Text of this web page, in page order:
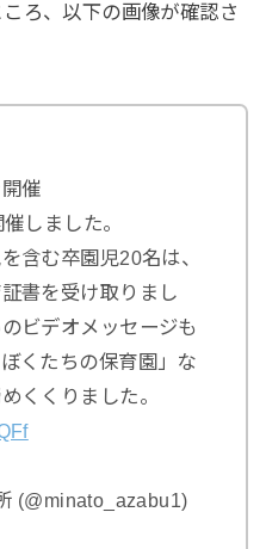
ろ、以下の画像が確認さ
催
しました。
含む卒園児20名は、
書を受け取りまし
ビデオメッセージも
くたちの保育園」な
くくりました。
(@minato_azabu1)